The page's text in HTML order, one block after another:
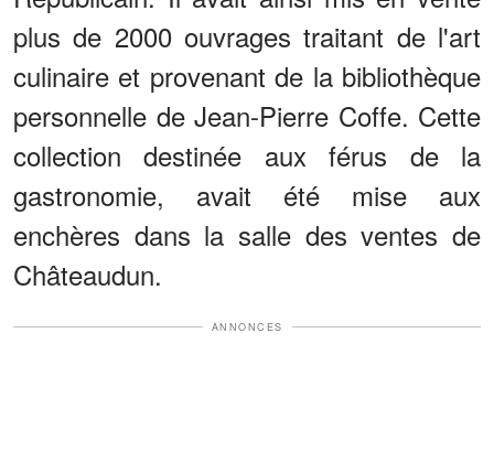
plus de 2000 ouvrages traitant de l'art
culinaire et provenant de la bibliothèque
personnelle de Jean-Pierre Coffe. Cette
collection destinée aux férus de la
gastronomie, avait été mise aux
enchères dans la salle des ventes de
Châteaudun.
ANNONCES